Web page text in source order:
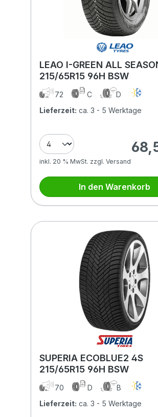
LEAO I-GREEN ALL
215/65R15 96H BSW
72 C
D
Lieferzeit: ca. 3 - 5 Werktage
inkl. 20 % MwSt. zzgl. Versand
In den Warenkorb
SUPERIA ECOBLUE2 4S
215/65R15 96H BSW
70 D
B
Lieferzeit: ca. 3 - 5 Werktage